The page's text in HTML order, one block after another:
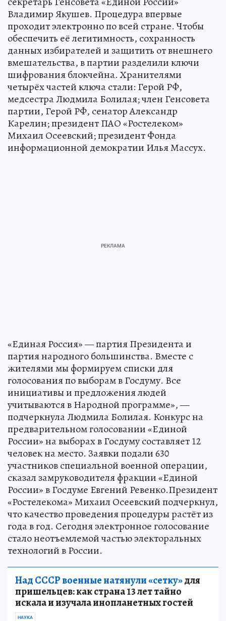
Владимир Якушев. Процедура впервые
проходит электронно по всей стране. Чтобы
обеспечить её легитимность, сохранность
данных избирателей и защитить от внешнего
вмешательства, в партии разделили ключи
шифрования блокчейна. Хранителями
четырёх частей ключа стали: Герой РФ,
медсестра Людмила Болилая; член Генсовета
партии, Герой РФ, сенатор Александр
Карелин; президент ПАО «Ростелеком»
Михаил Осеевский; президент Фонда
информационной демократии Илья Массух.
«Единая Россия» — партия Президента и
партия народного большинства. Вместе с
жителями мы формируем списки для
голосования по выборам в Госдуму. Все
инициативы и предложения людей
учитываются в Народной программе», —
подчеркнула Людмила Болилая. Конкурс на
предварительном голосовании «Единой
России» на выборах в Госдуму составляет 12
человек на место. Заявки подали 630
участников специальной военной операции,
сказал замруководителя фракции «Единой
России» в Госдуме Евгений Ревенко.Президент
«Ростелекома» Михаил Осеевский подчеркнул,
что качество проведения процедуры растёт из
года в год. Сегодня электронное голосование
стало неотъемлемой частью электоральных
технологий в России.
Над СССР военные натянули «сетку»для
пришельцев: как страна 13 лет тайно
искала и изучала инопланетных гостей
НАУКА